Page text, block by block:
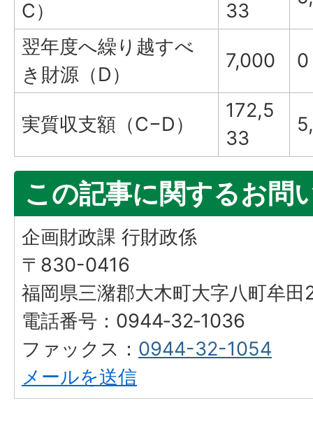
C）
33
翌年度へ繰り越すべ
き財源（D）
7,000 0
実質収支額（C−D）
172,5
33
この記事に関するお問
企画財政課 行財政係
〒830-0416
福岡県三潴郡大木町大字八町牟
電話番号：0944‐32‐1036
ファックス： 0944-32-1054
メールを送信